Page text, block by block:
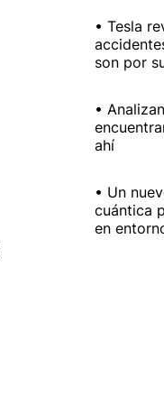
Tesla
son por
ahí
Un
cuántica
en